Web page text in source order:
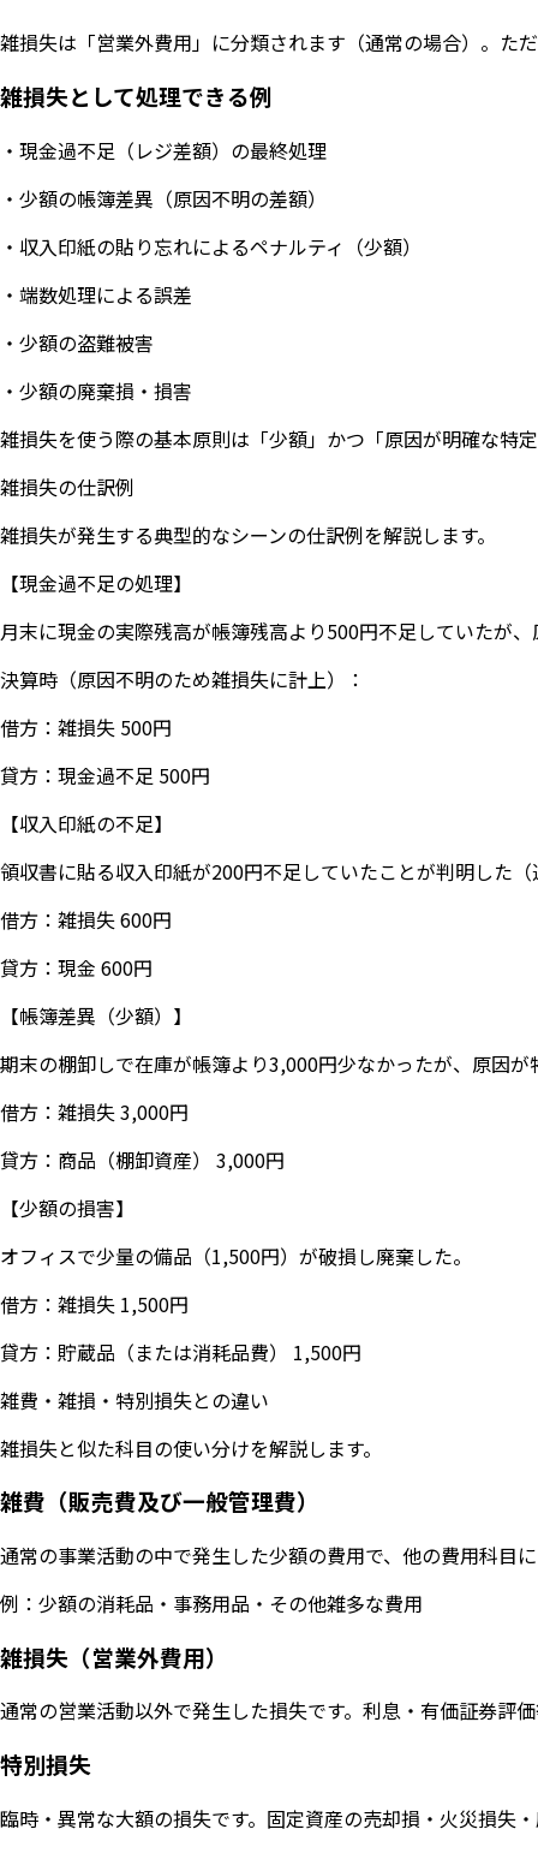
雑損失は「営業外費用」に分類されます（通常の場合）。た
雑損失として処理できる例
・現金過不足（レジ差額）の最終処理
・少額の帳簿差異（原因不明の差額）
・収入印紙の貼り忘れによるペナルティ（少額）
・端数処理による誤差
・少額の盗難被害
・少額の廃棄損・損害
雑損失を使う際の基本原則は「少額」かつ「原因が明確な特
雑損失の仕訳例
雑損失が発生する典型的なシーンの仕訳例を解説します。
【現金過不足の処理】
月末に現金の実際残高が帳簿残高より500円不足していたが
決算時（原因不明のため雑損失に計上）：
借方：雑損失 500円
貸方：現金過不足 500円
【収入印紙の不足】
領収書に貼る収入印紙が200円不足していたことが判明した
借方：雑損失 600円
貸方：現金 600円
【帳簿差異（少額）】
期末の棚卸しで在庫が帳簿より3,000円少なかったが、原因
借方：雑損失 3,000円
貸方：商品（棚卸資産） 3,000円
【少額の損害】
オフィスで少量の備品（1,500円）が破損し廃棄した。
借方：雑損失 1,500円
貸方：貯蔵品（または消耗品費） 1,500円
雑費・雑損・特別損失との違い
雑損失と似た科目の使い分けを解説します。
雑費（販売費及び一般管理費）
通常の事業活動の中で発生した少額の費用で、他の費用科目
例：少額の消耗品・事務用品・その他雑多な費用
雑損失（営業外費用）
通常の営業活動以外で発生した損失です。利息・有価証券評
特別損失
臨時・異常な大額の損失です。固定資産の売却損・火災損失